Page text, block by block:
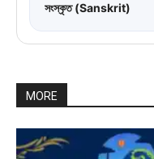
সংস্কৃত (Sanskrit)
MORE